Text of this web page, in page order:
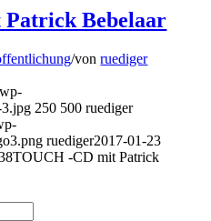
Bebelaar
/vonruediger
250 500 ruediger
ruediger2017-01-23
TOUCH -CD mit Patrick